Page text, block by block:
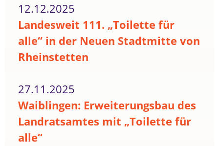
12.12.2025
Landesweit 111. „Toilette für
alle“ in der Neuen Stadtmitte von
Rheinstetten
27.11.2025
Waiblingen: Erweiterungsbau des
Landratsamtes mit „Toilette für
alle“